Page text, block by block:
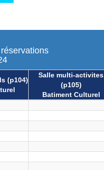
(p104)
Salle multi-activites
(p105)
Batiment Culturel